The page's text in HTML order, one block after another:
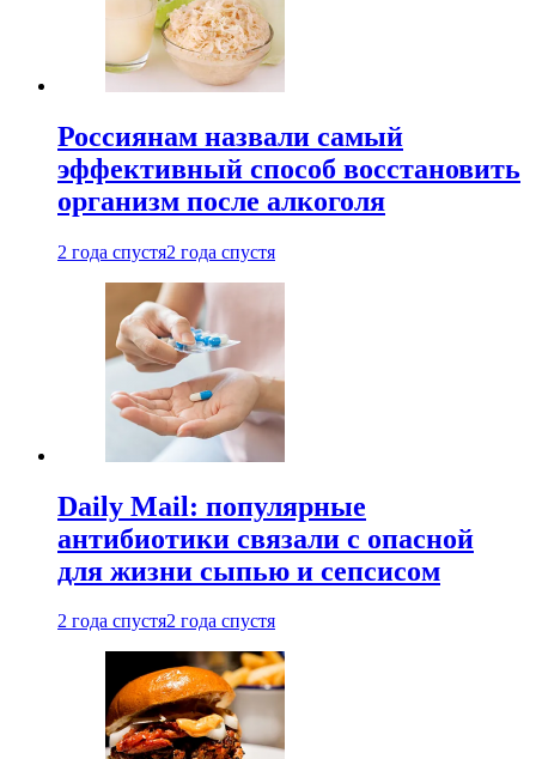
Россиянам назвали самый
эффективный способ восстановить
организм после алкоголя
2 года спустя2 года спустя
Daily Mail: популярные
антибиотики связали с опасной
для жизни сыпью и сепсисом
2 года спустя2 года спустя